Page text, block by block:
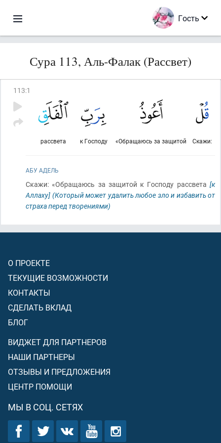
Гость
Сура 113, Аль-Фалак (Рассвет)
113:1
Скажи:
«Обращаюсь за защитой
к Господу
рассвета
АБУ АДЕЛЬ
Скажи: «Обращаюсь за защитой к Господу рассвета [к
Аллаху] (Который может удалить любое зло и избавить от
страха перед творениями)
О ПРОЕКТЕ
ТЕКУЩИЕ ВОЗМОЖНОСТИ
КОНТАКТЫ
СДЕЛАТЬ ВКЛАД
БЛОГ
ВИДЖЕТ ДЛЯ ПАРТНЕРОВ
НАШИ ПАРТНЕРЫ
ОТЗЫВЫ И ПРЕДЛОЖЕНИЯ
ЦЕНТР ПОМОЩИ
МЫ В СОЦ. СЕТЯХ